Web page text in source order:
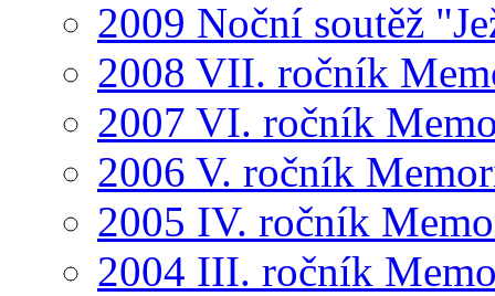
2009 Noční soutěž
2008 VII. ročník
2007 VI. ročník
2006 V. ročník
2005 IV. ročník
2004 III. ročník